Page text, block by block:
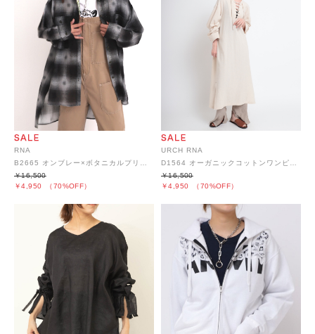
RNA
B2665 オンブレー×ボタニカルプリントBIGシャツ
￥4,950 （70%OFF）
￥16,500
URCH RNA
D1564 オーガニックコットンワンピース
￥4,950 （70%OFF）
￥16,500